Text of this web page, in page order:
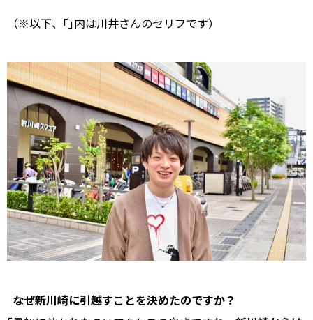
（※以下、｢｣内は川井さんのセリフです）
なぜ新川崎に引越すことを決めたのですか？